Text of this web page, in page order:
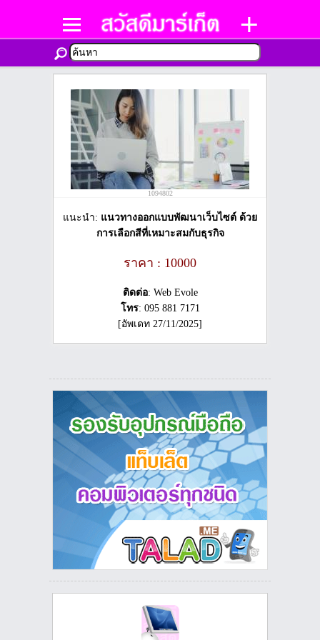
1094802
แนะนำ: แนวทางออกแบบพัฒนาเว็บไซต์ ด้วย
การเลือกสีที่เหมาะสมกับธุรกิจ
ราคา : 10000
ติดต่อ: Web Evole
โทร: 095 881 7171
[อัพเดท 27/11/2025]